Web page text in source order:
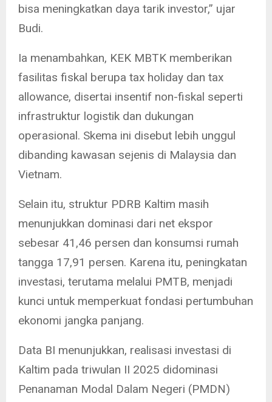
bisa meningkatkan daya tarik investor,” ujar
Budi.
Ia menambahkan, KEK MBTK memberikan
fasilitas fiskal berupa tax holiday dan tax
allowance, disertai insentif non-fiskal seperti
infrastruktur logistik dan dukungan
operasional. Skema ini disebut lebih unggul
dibanding kawasan sejenis di Malaysia dan
Vietnam.
Selain itu, struktur PDRB Kaltim masih
menunjukkan dominasi dari net ekspor
sebesar 41,46 persen dan konsumsi rumah
tangga 17,91 persen. Karena itu, peningkatan
investasi, terutama melalui PMTB, menjadi
kunci untuk memperkuat fondasi pertumbuhan
ekonomi jangka panjang.
Data BI menunjukkan, realisasi investasi di
Kaltim pada triwulan II 2025 didominasi
Penanaman Modal Dalam Negeri (PMDN)